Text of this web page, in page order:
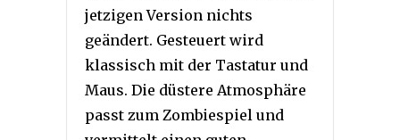
jetzigen Version nichts
geändert. Gesteuert wird
klassisch mit der Tastatur und
Maus. Die düstere Atmosphäre
passt zum Zombiespiel und